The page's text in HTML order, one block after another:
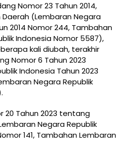
Nomor 23 Tahun 2014,
(Lembaran Negara
2014 Nomor 244, Tambahan
Indonesia Nomor 5587),
kali diubah, terakhir
Nomor 6 Tahun 2023
Indonesia Tahun 2023
Negara Republik
20 Tahun 2023 tentang
Negara Republik
141, Tambahan Lembaran